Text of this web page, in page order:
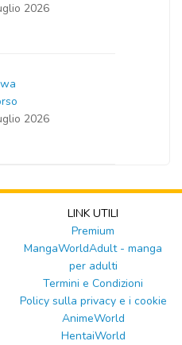
2026
2026
LINK UTILI
Premium
MangaWorldAdult - manga
per adulti
Termini e Condizioni
Policy sulla privacy e i cookie
AnimeWorld
HentaiWorld